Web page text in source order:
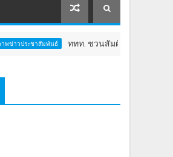
ททท. ชวนสัมผัสพลังแห่งศรัทธา ร่วมงาน "ห่ม